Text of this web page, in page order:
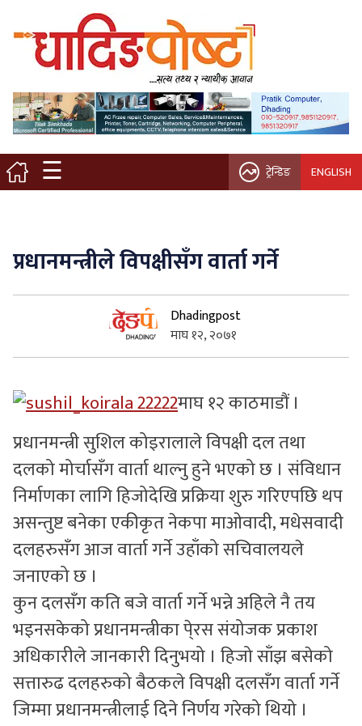
☰
मुख्य पृष्ठ
स्थानीय समाचार
विचार / ब्लग
नगर/गाउँ पालिका
प्रवास
सुचनाहरु
भिडियो
ट्रेन्डिङ ENGLISH
प्रधानमन्त्रीले विपक्षीसँग वार्ता गर्ने
Dhadingpost
माघ १२, २०७१
माघ १२ काठमाडौं ।
प्रधानमन्त्री सुशिल कोइरालाले विपक्षी दल तथा
दलको मोर्चासँग वार्ता थाल्नु हुने भएको छ । संविधान
निर्माणका लागि हिजोदेखि प्रक्रिया शुरु गरिएपछि थप
असन्तुष्ट बनेका एकीकृत नेकपा माओवादी, मधेसवादी
दलहरुसँग आज वार्ता गर्ने उहाँको सचिवालयले
जनाएको छ ।
कुन दलसँग कति बजे वार्ता गर्ने भन्ने अहिले नै तय
भइनसकेको प्रधानमन्त्रीका पे्रस संयोजक प्रकाश
अधिकारीले जानकारी दिनुभयो । हिजो साँझ बसेको
सत्तारुढ दलहरुको बैठकले विपक्षी दलसँग वार्ता गर्ने
जिम्मा प्रधानमन्त्रीलाई दिने निर्णय गरेको थियो ।